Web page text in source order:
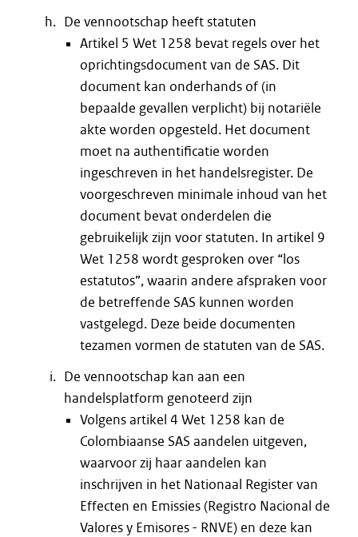
De vennootschap heeft statuten
Artikel 5 Wet 1258 bevat regels over het
oprichtingsdocument van de SAS. Dit
document kan onderhands of (in
bepaalde gevallen verplicht) bij notariële
akte worden opgesteld. Het document
moet na authentificatie worden
ingeschreven in het handelsregister. De
voorgeschreven minimale inhoud van het
document bevat onderdelen die
gebruikelijk zijn voor statuten. In artikel 9
Wet 1258 wordt gesproken over “los
estatutos”, waarin andere afspraken voor
de betreffende SAS kunnen worden
vastgelegd. Deze beide documenten
tezamen vormen de statuten van de SAS.
De vennootschap kan aan een
handelsplatform genoteerd zijn
Volgens artikel 4 Wet 1258 kan de
Colombiaanse SAS aandelen uitgeven,
waarvoor zij haar aandelen kan
inschrijven in het Nationaal Register van
Effecten en Emissies (Registro Nacional de
Valores y Emisores - RNVE) en deze kan